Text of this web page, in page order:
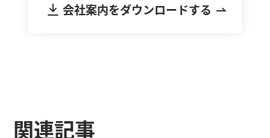
会社案内をダウンロードする
関連記事